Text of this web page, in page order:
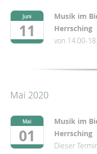
Juni
11
Musik im
Herrsching
von 14.00-
Mai 2020
Mai
01
Musik im
Herrsching
Dieser